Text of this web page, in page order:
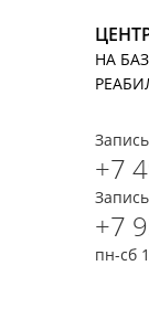
НА
+7
+7
пн-сб